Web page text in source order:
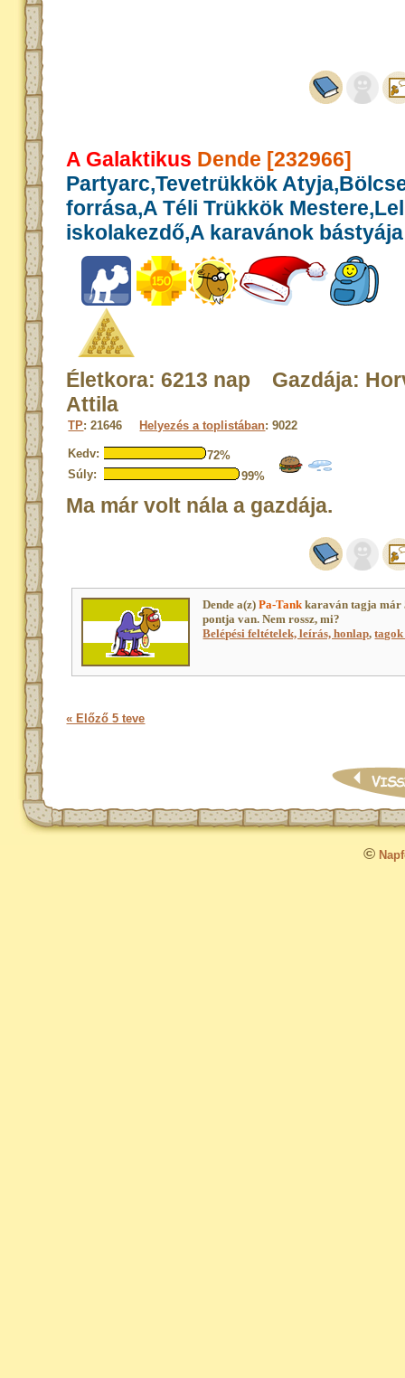
A Galaktikus Dende [232966]
Partyarc,Tevetrükkök
forrása,A Téli Trükkök
iskolakezdő,A karavánok bástyája
Életkora: 6213 nap Gazdája:
Attila
TP: 21646 Helyezés a toplistában: 9022
Kedv:
72%
Súly:
99%
Ma már volt nála a gazdája.
Dende a(z)Pa-Tankkaraván tagja már
pontja van. Nem rossz, mi?
Belépési feltételek, leírás, honlap,
« Előző 5 teve
©